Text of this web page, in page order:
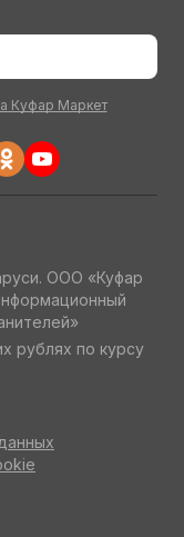
Куфар Маркет
ООО «Куфар
рублях по курсу